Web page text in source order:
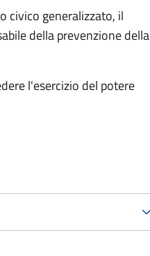
civico generalizzato, il
della prevenzione della
l'esercizio del potere